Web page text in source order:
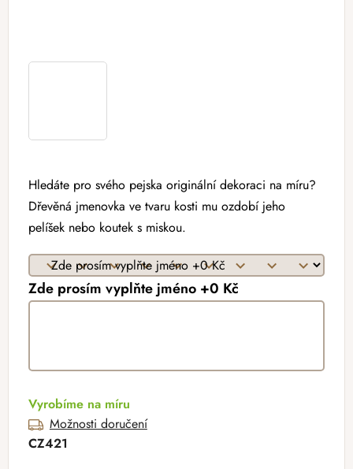
Hledáte pro svého pejska originální dekoraci na míru?
Dřevěná jmenovka ve tvaru kosti mu ozdobí jeho
pelíšek nebo koutek s miskou.
Zde prosím vyplňte jméno +0 Kč
Vyrobíme na míru
Možnosti doručení
CZ421